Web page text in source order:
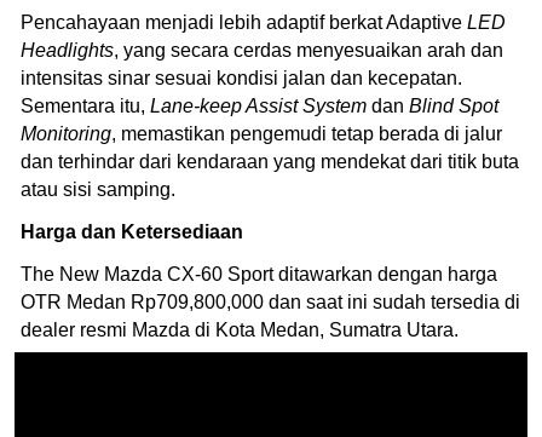
Pencahayaan menjadi lebih adaptif berkat Adaptive LED
Headlights, yang secara cerdas menyesuaikan arah dan
intensitas sinar sesuai kondisi jalan dan kecepatan.
Sementara itu, Lane-keep Assist System dan Blind Spot
Monitoring, memastikan pengemudi tetap berada di jalur
dan terhindar dari kendaraan yang mendekat dari titik buta
atau sisi samping.
Harga dan Ketersediaan
The New Mazda CX-60 Sport ditawarkan dengan harga
OTR Medan Rp709,800,000 dan saat ini sudah tersedia di
dealer resmi Mazda di Kota Medan, Sumatra Utara.